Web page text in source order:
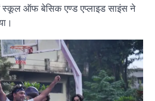
स्कूल ऑफ बेसिक एण्ड एप्लाइड साइंस ने